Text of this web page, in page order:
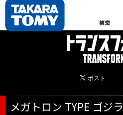
検索
メガトロン TYPE ゴジラ